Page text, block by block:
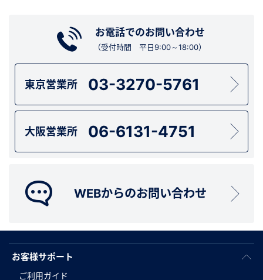
お電話でのお問い合わせ
（受付時間 平日9:00～18:00）
東京営業所 03-3270-5761
大阪営業所 06-6131-4751
WEBからのお問い合わせ
お客様サポート
ご利用ガイド